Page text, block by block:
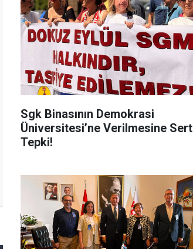
Sgk Binasının Demokrasi
Üniversitesi’ne Verilmesine Sert
Tepki!